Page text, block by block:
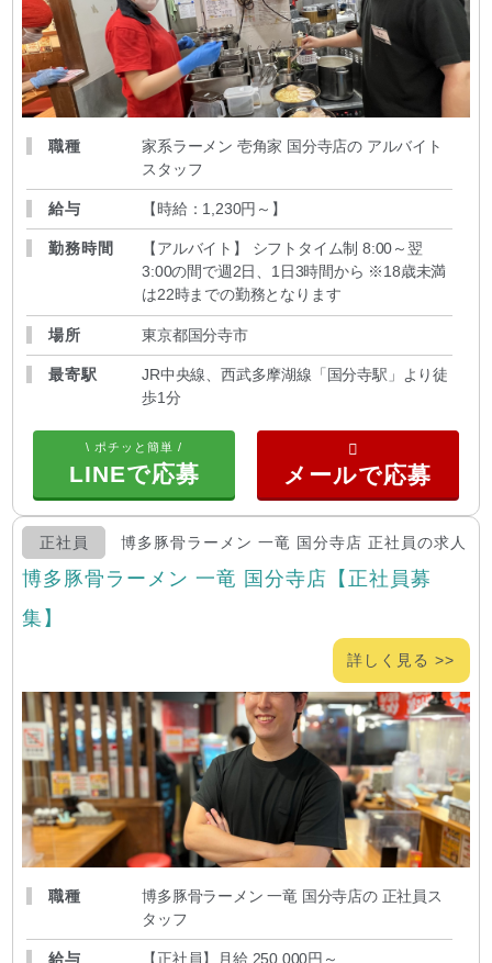
職種
家系ラーメン 壱角家 国分寺店の アルバイト
スタッフ
給与 【時給：1,230円～ 】
勤務時間
【アルバイト】 シフトタイム制 8:00～翌
3:00の間で週2日、1日3時間から ※18歳未満
は22時までの勤務となります
場所 東京都国分寺市
最寄駅
JR中央線、西武多摩湖線「国分寺駅」より徒
歩1分
\ ポチッと簡単 /
LINEで応募
正社員 博多豚骨ラーメン 一竜 国分寺店 正社員の求人
博多豚骨ラーメン 一竜 国分寺店【正社員募
集】
詳しく見る >>
職種
博多豚骨ラーメン 一竜 国分寺店の 正社員ス
タッフ
給与 【正社員】月給 250,000円～